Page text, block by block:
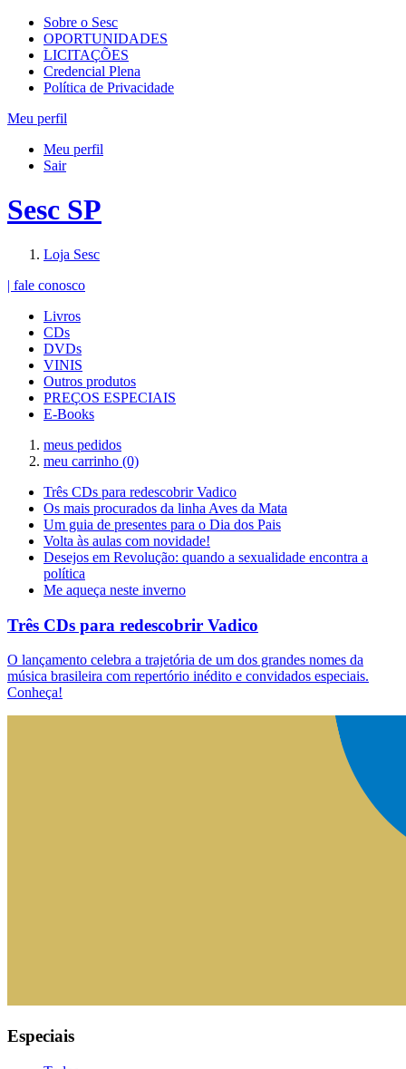
Sobre o Sesc
OPORTUNIDADES
LICITAÇÕES
Credencial Plena
Política de Privacidade
Meu perfil
Meu perfil
Sair
Sesc SP
Loja Sesc
| fale conosco
Livros
CDs
DVDs
VINIS
Outros produtos
PREÇOS ESPECIAIS
E-Books
meus pedidos
meu carrinho (0)
Três CDs para redescobrir Vadico
Os mais procurados da linha Aves da Mata
Um guia de presentes para o Dia dos Pais
Volta às aulas com novidade!
Desejos em Revolução: quando a sexualidade encontra a
política
Me aqueça neste inverno
Três CDs para redescobrir Vadico
O lançamento celebra a trajetória de um dos grandes nomes da
música brasileira com repertório inédito e convidados especiais.
Conheça!
Especiais